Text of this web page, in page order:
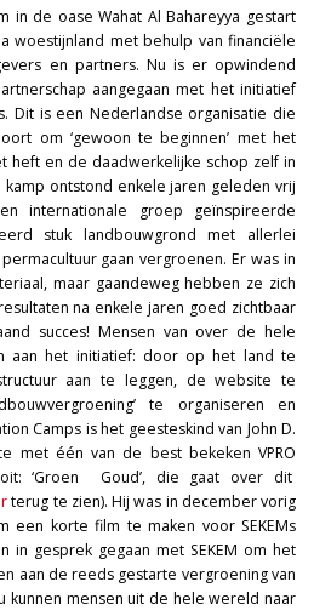
in de oase Wahat Al Bahareyya gestart
woestijnland met behulp van financiële
en partners. Nu is er opwindend
aangegaan met het initiatief
Dit is een Nederlandse organisatie die
om ‘gewoon te beginnen’ met het
heft en de daadwerkelijke schop zelf in
ontstond enkele jaren geleden vrij
internationale groep geïnspireerde
stuk landbouwgrond met allerlei
gaan vergroenen. Er was in
maar gaandeweg hebben ze zich
na enkele jaren goed zichtbaar
succes! Mensen van over de hele
aan het initiatief: door op het land te
aan te leggen, de website te
te organiseren en
Camps is het geesteskind van John D.
met één van de best bekeken VPRO
‘Groen Goud’, die gaat over dit
terug te zien). Hij was in december vorig
een korte film te maken voor SEKEMs
in gesprek gegaan met SEKEM om het
aan de reeds gestarte vergroening van
kunnen mensen uit de hele wereld naar